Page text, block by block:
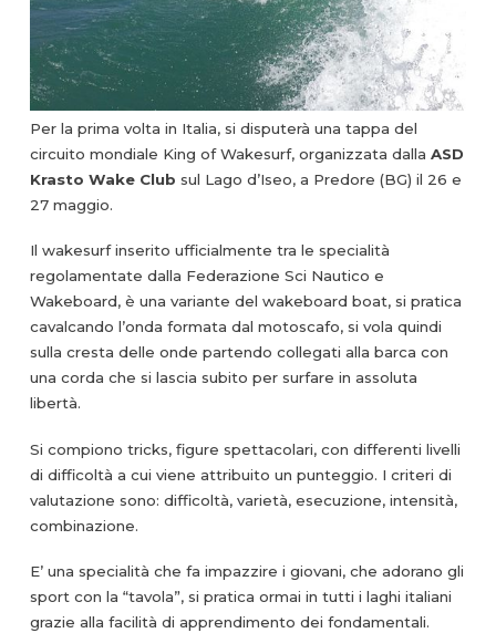
Per la prima volta in Italia, si disputerà una tappa del
circuito mondiale King of Wakesurf, organizzata dalla ASD
Krasto Wake Club sul Lago d’Iseo, a Predore (BG) il 26 e
27 maggio.
Il wakesurf inserito ufficialmente tra le specialità
regolamentate dalla Federazione Sci Nautico e
Wakeboard, è una variante del wakeboard boat, si pratica
cavalcando l’onda formata dal motoscafo, si vola quindi
sulla cresta delle onde partendo collegati alla barca con
una corda che si lascia subito per surfare in assoluta
libertà.
Si compiono tricks, figure spettacolari, con differenti livelli
di difficoltà a cui viene attribuito un punteggio. I criteri di
valutazione sono: difficoltà, varietà, esecuzione, intensità,
combinazione.
E’ una specialità che fa impazzire i giovani, che adorano gli
sport con la “tavola”, si pratica ormai in tutti i laghi italiani
grazie alla facilità di apprendimento dei fondamentali.